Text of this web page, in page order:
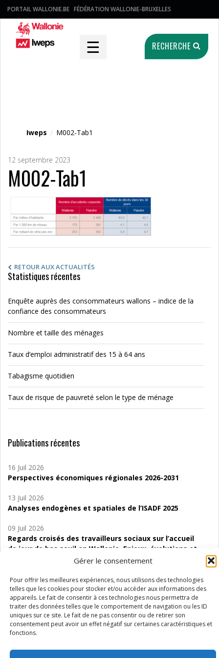
Gérer le consentement
Pour offrir les meilleures expériences, nous utilisons des technologies
telles que les cookies pour stocker et/ou accéder aux informations des
appareils. Le fait de consentir à ces technologies nous permettra de
traiter des données telles que le comportement de navigation ou les ID
uniques sur ce site. Le fait de ne pas consentir ou de retirer son
consentement peut avoir un effet négatif sur certaines caractéristiques et
fonctions.
PORTAIL WALLONIE.BE FÉDÉRATION WALLONIE-BRUXELLES
☰ RECHERCHE
Iweps / M002-Tab1
12 septembre 2023
M002-Tab1
RETOUR AUX ACTUALITÉS
Statistiques récentes
Enquête auprès des consommateurs wallons – indice de la
confiance des consommateurs
Nombre et taille des ménages
Taux d’emploi administratif des 15 à 64 ans
Tabagisme quotidien
Taux de risque de pauvreté selon le type de ménage
Publications récentes
16 Juil 2026
Perspectives économiques régionales 2026-2031
13 Juil 2026
Analyses endogènes et spatiales de l’ISADF 2025
09 Juil 2026
Regards croisés des travailleurs sociaux sur l’accueil
de jour de bas seuil en Wallonie. Enjeux, évolutions et
06 Juil 2026
Étude d’évaluabilité des Structures
d’accompagnement à l’autocréation d’emploi (SAACE)
01 Juil 2026
Pénurie du personnel infirmier :quels indicateurs
Wallonie ?